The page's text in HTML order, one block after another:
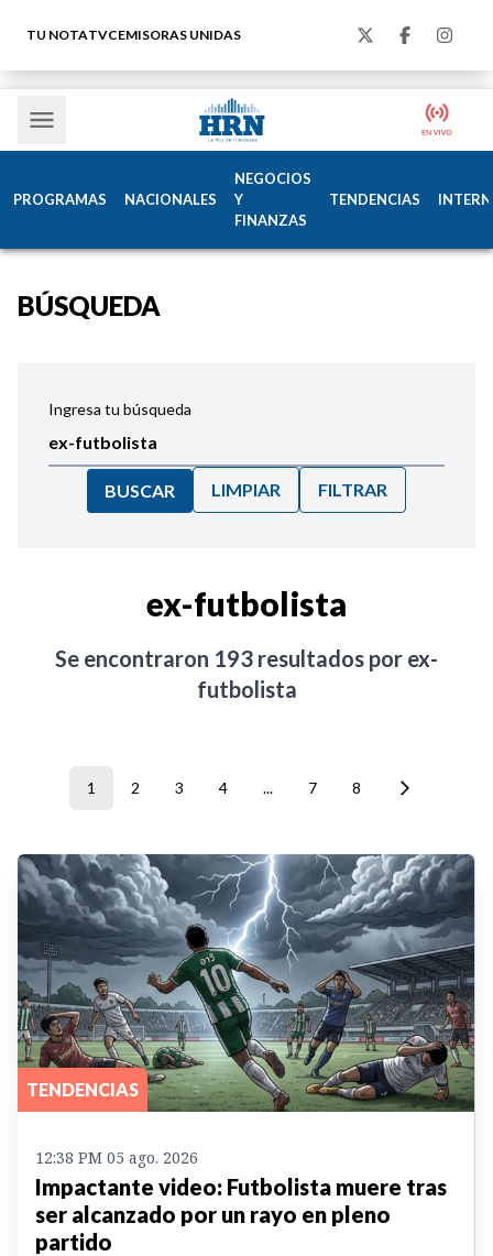
TU NOTATVCEMISORAS UNIDAS
PROGRAMAS NACIONALES
NEGOCIOS
Y
FINANZAS
TENDENCIAS
BÚSQUEDA
Ingresa tu búsqueda
BUSCAR LIMPIAR FILTRAR
ex-futbolista
Se encontraron 193 resultados por ex-
futbolista
1 2 3 4 ... 7 8
TENDENCIAS
12:38 PM 05 ago. 2026
Impactante video: Futbolista muere tras
ser alcanzado por un rayo en pleno
partido